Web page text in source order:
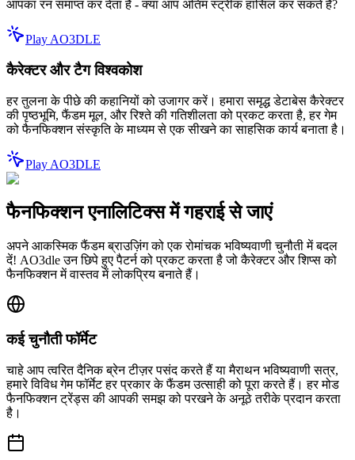
आपका रन समाप्त कर देता है - क्या आप अंतिम स्ट्रीक हासिल कर सकते हैं?
Play AO3DLE
कैरेक्टर और टैग विश्वकोश
हर तुलना के पीछे की कहानियों को उजागर करें। हमारा समृद्ध डेटाबेस कैरेक्टर
की पृष्ठभूमि, फैंडम मूल, और रिश्ते की गतिशीलता को प्रकट करता है, हर गेम
को फैनफिक्शन संस्कृति के माध्यम से एक सीखने का साहसिक कार्य बनाता है।
Play AO3DLE
फैनफिक्शन एनालिटिक्स में गहराई से जाएं
अपने आकस्मिक फैंडम ब्राउज़िंग को एक रोमांचक भविष्यवाणी चुनौती में बदल
दें! AO3dle उन छिपे हुए पैटर्न को प्रकट करता है जो कैरेक्टर और शिप्स को
फैनफिक्शन में वास्तव में लोकप्रिय बनाते हैं।
कई चुनौती फॉर्मेट
चाहे आप त्वरित दैनिक ब्रेन टीज़र पसंद करते हैं या मैराथन भविष्यवाणी सत्र,
हमारे विविध गेम फॉर्मेट हर प्रकार के फैंडम उत्साही को पूरा करते हैं। हर मोड
फैनफिक्शन ट्रेंड्स की आपकी समझ को परखने के अनूठे तरीके प्रदान करता
है।